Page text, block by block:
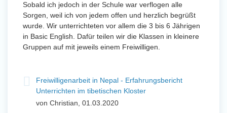
Sobald ich jedoch in der Schule war verflogen alle
Sorgen, weil ich von jedem offen und herzlich begrüßt
wurde. Wir unterrichteten vor allem die 3 bis 6 Jährigen
in Basic English. Dafür teilen wir die Klassen in kleinere
Gruppen auf mit jeweils einem Freiwilligen.
Freiwilligenarbeit in Nepal - Erfahrungsbericht
Unterrichten im tibetischen Kloster
von Christian, 01.03.2020